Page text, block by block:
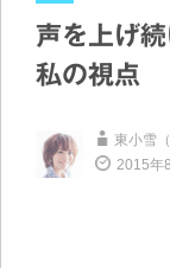
声を上げ
私の視点
東小雪
2015年